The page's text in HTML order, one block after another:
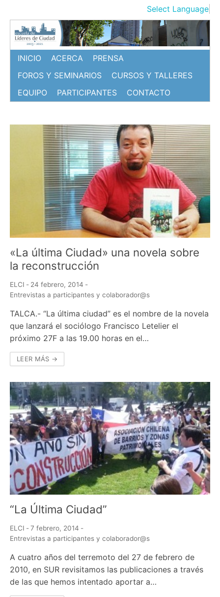
contenido
Select Language
INICIO ACERCA
PRENSA
FOROS Y SEMINARIOS
CURSOS Y TALLERES
EQUIPO
PARTICIPANTES CONTACTO
«La última Ciudad» una novela sobre
la reconstrucción
ELCI - 24 febrero, 2014 -
Entrevistas a participantes y colaborador@s
TALCA.- “La última ciudad” es el nombre de la novela
que lanzará el sociólogo Francisco Letelier el
próximo 27F a las 19.00 horas en el…
LEER MÁS →
“La Última Ciudad”
ELCI -7 febrero, 2014 -
Entrevistas a participantes y colaborador@s
A cuatro años del terremoto del 27 de febrero de
2010, en SUR revisitamos las publicaciones a través
de las que hemos intentado aportar a…